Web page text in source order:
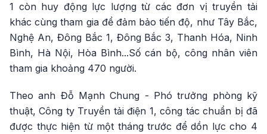
1 còn huy động lực lượng từ các đơn vị truyền tải
khác cùng tham gia để đảm bảo tiến độ, như Tây Bắc,
Nghệ An, Đông Bắc 1, Đông Bắc 3, Thanh Hóa, Ninh
Bình, Hà Nội, Hòa Bình...Số cán bộ, công nhân viên
tham gia khoảng 470 người.
Theo anh Đỗ Mạnh Chung - Phó trưởng phòng kỹ
thuật, Công ty Truyền tải điện 1, công tác chuẩn bị đã
được thực hiện từ một tháng trước để dồn lực cho 4